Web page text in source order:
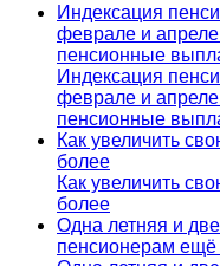
Индексация
феврале и
пенсионные
Индексация
феврале и
пенсионные
Как увеличить
более
Как увеличить
более
Одна летняя и
пенсионерам ещё